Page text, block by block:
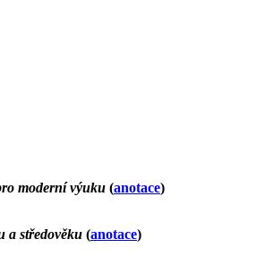
moderní výuku (anotace)
a středověku (anotace)